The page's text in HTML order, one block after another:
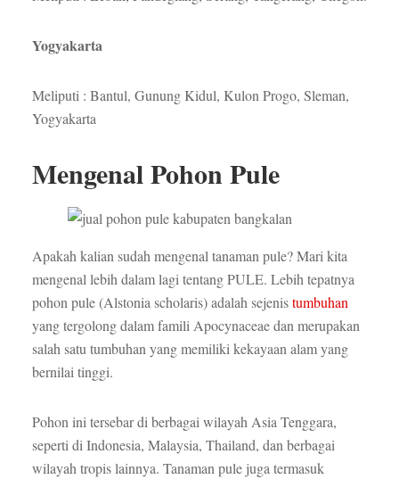
Yogyakarta
Meliputi : Bantul, Gunung Kidul, Kulon Progo, Sleman,
Yogyakarta
Mengenal Pohon Pule
Apakah kalian sudah mengenal tanaman pule? Mari kita
mengenal lebih dalam lagi tentang PULE. Lebih tepatnya
pohon pule (Alstonia scholaris) adalah sejenistumbuhan
yang tergolong dalam famili Apocynaceae dan merupakan
salah satu tumbuhan yang memiliki kekayaan alam yang
bernilai tinggi.
Pohon ini tersebar di berbagai wilayah Asia Tenggara,
seperti di Indonesia, Malaysia, Thailand, dan berbagai
wilayah tropis lainnya. Tanaman pule juga termasuk